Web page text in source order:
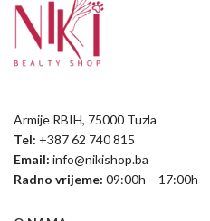
Armije RBIH, 75000 Tuzla
Tel: +387 62 740 815
Email: info@nikishop.ba
Radno vrijeme: 09:00h – 17:00h